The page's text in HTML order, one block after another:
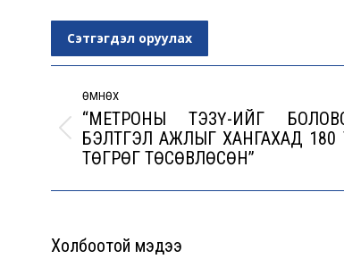
Сэтгэгдэл оруулах
navigation
ӨМНӨХ
Previous
post:
“МЕТРОНЫ ТЭЗҮ-ИЙГ
БЭЛТГЭЛ АЖЛЫГ ХАНГАХАД 180
ТӨГРӨГ ТӨСӨВЛӨСӨН”
Холбоотой мэдээ